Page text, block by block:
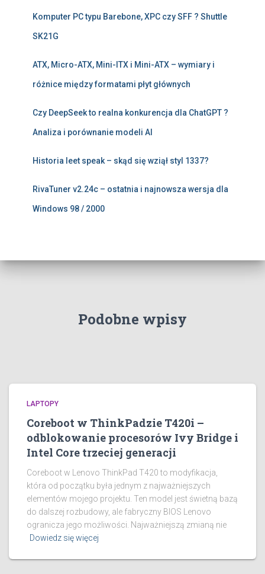
Komputer PC typu Barebone, XPC czy SFF ? Shuttle
SK21G
ATX, Micro-ATX, Mini-ITX i Mini-ATX – wymiary i
różnice między formatami płyt głównych
Czy DeepSeek to realna konkurencja dla ChatGPT ?
Analiza i porównanie modeli AI
Historia leet speak – skąd się wziął styl 1337?
RivaTuner v2.24c – ostatnia i najnowsza wersja dla
Windows 98 / 2000
Podobne wpisy
LAPTOPY
Coreboot w ThinkPadzie T420i –
odblokowanie procesorów Ivy Bridge i
Intel Core trzeciej generacji
Coreboot w Lenovo ThinkPad T420 to modyfikacja,
która od początku była jednym z najważniejszych
elementów mojego projektu. Ten model jest świetną bazą
do dalszej rozbudowy, ale fabryczny BIOS Lenovo
ogranicza jego możliwości. Najważniejszą zmianą nie
Dowiedz się więcej